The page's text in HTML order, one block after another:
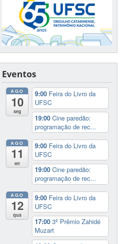
Eventos
AGO
10
seg
9:00 Feira do Livro da
UFSC
19:00Cine paredão:
programação de rec...
AGO
11
ter
9:00 Feira do Livro da
UFSC
19:00Cine paredão:
programação de rec...
AGO
12
qua
9:00 Feira do Livro da
UFSC
17:003º Prêmio Zahidé
Muzart